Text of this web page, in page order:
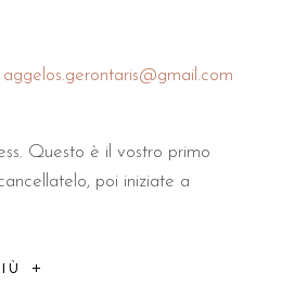
aggelos.gerontaris@gmail.com
Questo è il vostro primo
poi iniziate a